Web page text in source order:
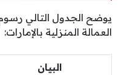
يوضح الجدول التالي
العمالة المنزلية بالإمارات:
البيان